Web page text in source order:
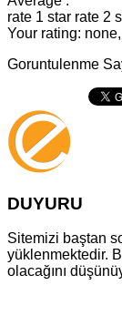
rate 1 star rate 2
Your rating:
Goruntulenme
DUYURU
Sitemizi baştan
yüklenmektedir.
olacağını